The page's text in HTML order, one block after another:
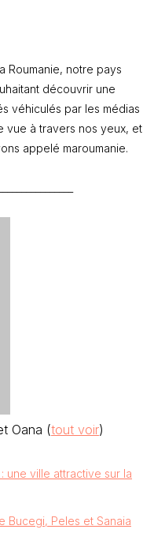
Roumanie, notre pays
découvrir une
véhiculés par les médias
vue à travers nos yeux, et
appelé maroumanie.
Oana (tout voir)
une ville attractive sur la
Bucegi, Peles et Sanaia